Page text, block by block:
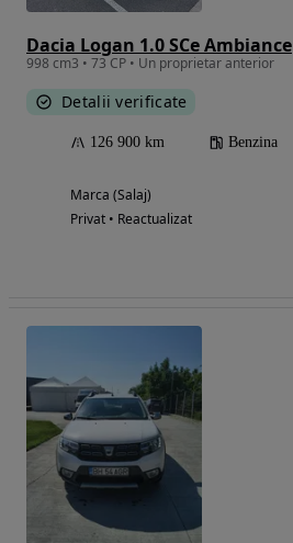
Dacia Logan 1.0 SCe Ambiance
998 cm3 • 73 CP • Un proprietar anterior
Detalii verificate
126 900 km Benzina
Marca (Salaj)
Privat • Reactualizat